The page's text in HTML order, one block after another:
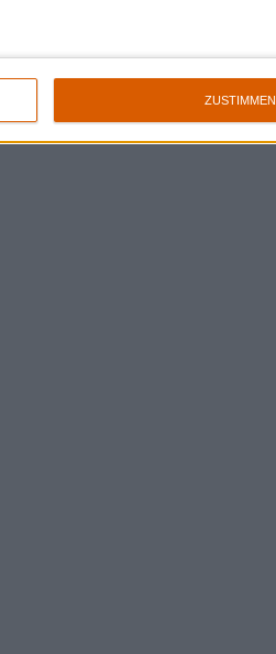
ZUSTIMMEN